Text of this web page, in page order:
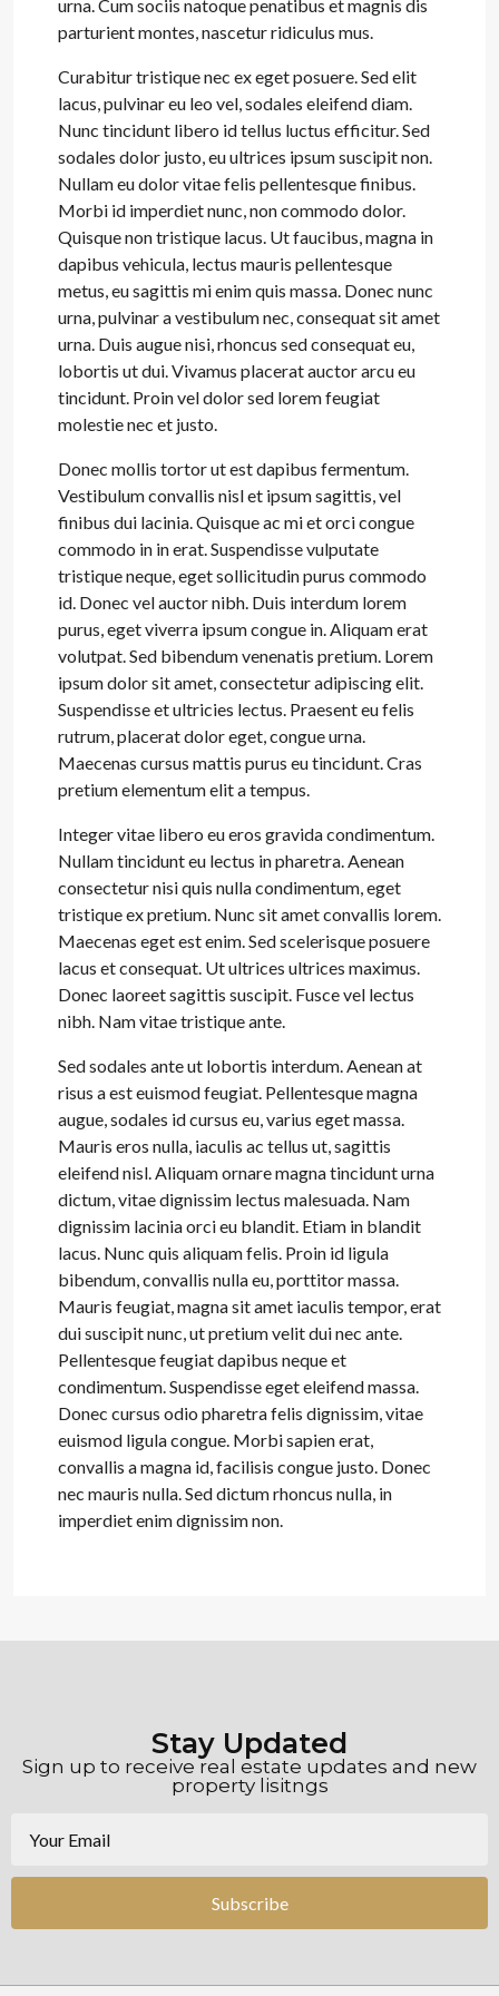
urna. Cum sociis natoque penatibus et magnis dis
parturient montes, nascetur ridiculus mus.
Curabitur tristique nec ex eget posuere. Sed elit
lacus, pulvinar eu leo vel, sodales eleifend diam.
Nunc tincidunt libero id tellus luctus efficitur. Sed
sodales dolor justo, eu ultrices ipsum suscipit non.
Nullam eu dolor vitae felis pellentesque finibus.
Morbi id imperdiet nunc, non commodo dolor.
Quisque non tristique lacus. Ut faucibus, magna in
dapibus vehicula, lectus mauris pellentesque
metus, eu sagittis mi enim quis massa. Donec nunc
urna, pulvinar a vestibulum nec, consequat sit amet
urna. Duis augue nisi, rhoncus sed consequat eu,
lobortis ut dui. Vivamus placerat auctor arcu eu
tincidunt. Proin vel dolor sed lorem feugiat
molestie nec et justo.
Donec mollis tortor ut est dapibus fermentum.
Vestibulum convallis nisl et ipsum sagittis, vel
finibus dui lacinia. Quisque ac mi et orci congue
commodo in in erat. Suspendisse vulputate
tristique neque, eget sollicitudin purus commodo
id. Donec vel auctor nibh. Duis interdum lorem
purus, eget viverra ipsum congue in. Aliquam erat
volutpat. Sed bibendum venenatis pretium. Lorem
ipsum dolor sit amet, consectetur adipiscing elit.
Suspendisse et ultricies lectus. Praesent eu felis
rutrum, placerat dolor eget, congue urna.
Maecenas cursus mattis purus eu tincidunt. Cras
pretium elementum elit a tempus.
Integer vitae libero eu eros gravida condimentum.
Nullam tincidunt eu lectus in pharetra. Aenean
consectetur nisi quis nulla condimentum, eget
tristique ex pretium. Nunc sit amet convallis lorem.
Maecenas eget est enim. Sed scelerisque posuere
lacus et consequat. Ut ultrices ultrices maximus.
Donec laoreet sagittis suscipit. Fusce vel lectus
nibh. Nam vitae tristique ante.
Sed sodales ante ut lobortis interdum. Aenean at
risus a est euismod feugiat. Pellentesque magna
augue, sodales id cursus eu, varius eget massa.
Mauris eros nulla, iaculis ac tellus ut, sagittis
eleifend nisl. Aliquam ornare magna tincidunt urna
dictum, vitae dignissim lectus malesuada. Nam
dignissim lacinia orci eu blandit. Etiam in blandit
lacus. Nunc quis aliquam felis. Proin id ligula
bibendum, convallis nulla eu, porttitor massa.
Mauris feugiat, magna sit amet iaculis tempor, erat
dui suscipit nunc, ut pretium velit dui nec ante.
Pellentesque feugiat dapibus neque et
condimentum. Suspendisse eget eleifend massa.
Donec cursus odio pharetra felis dignissim, vitae
euismod ligula congue. Morbi sapien erat,
convallis a magna id, facilisis congue justo. Donec
nec mauris nulla. Sed dictum rhoncus nulla, in
imperdiet enim dignissim non.
Stay Updated
Sign up to receive real estate updates and new
property lisitngs
Subscribe